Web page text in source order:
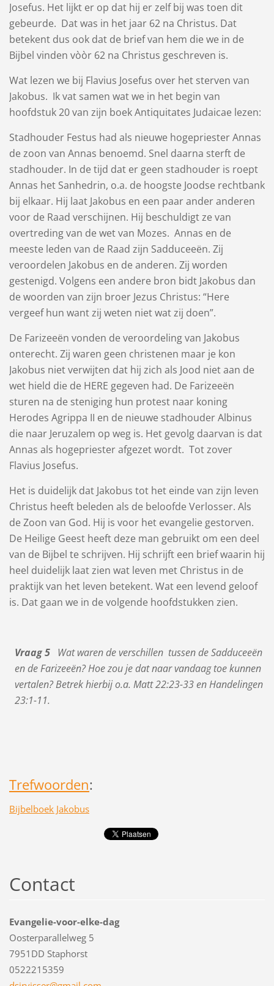
Josefus. Het lijkt er op dat hij er zelf bij was toen dit
gebeurde. Dat was in het jaar 62 na Christus. Dat
betekent dus ook dat de brief van hem die we in de
Bijbel vinden vòòr 62 na Christus geschreven is.
Wat lezen we bij Flavius Josefus over het sterven van
Jakobus. Ik vat samen wat we in het begin van
hoofdstuk 20 van zijn boek Antiquitates Judaicae lezen:
Stadhouder Festus had als nieuwe hogepriester Annas
de zoon van Annas benoemd. Snel daarna sterft de
stadhouder. In de tijd dat er geen stadhouder is roept
Annas het Sanhedrin, o.a. de hoogste Joodse rechtbank
bij elkaar. Hij laat Jakobus en een paar ander anderen
voor de Raad verschijnen. Hij beschuldigt ze van
overtreding van de wet van Mozes. Annas en de
meeste leden van de Raad zijn Sadduceeën. Zij
veroordelen Jakobus en de anderen. Zij worden
gestenigd. Volgens een andere bron bidt Jakobus dan
de woorden van zijn broer Jezus Christus: “Here
vergeef hun want zij weten niet wat zij doen”.
De Farizeeën vonden de veroordeling van Jakobus
onterecht. Zij waren geen christenen maar je kon
Jakobus niet verwijten dat hij zich als Jood niet aan de
wet hield die de HERE gegeven had. De Farizeeën
sturen na de steniging hun protest naar koning
Herodes Agrippa II en de nieuwe stadhouder Albinus
die naar Jeruzalem op weg is. Het gevolg daarvan is dat
Annas als hogepriester afgezet wordt. Tot zover
Flavius Josefus.
Het is duidelijk dat Jakobus tot het einde van zijn leven
Christus heeft beleden als de beloofde Verlosser. Als
de Zoon van God. Hij is voor het evangelie gestorven.
De Heilige Geest heeft deze man gebruikt om een deel
van de Bijbel te schrijven. Hij schrijft een brief waarin hij
heel duidelijk laat zien wat leven met Christus in de
praktijk van het leven betekent. Wat een levend geloof
is. Dat gaan we in de volgende hoofdstukken zien.
Vraag 5 Wat waren de verschillen tussen de Sadduceeën
en de Farizeeën? Hoe zou je dat naar vandaag toe kunnen
vertalen? Betrek hierbij o.a. Matt 22:23-33 en Handelingen
23:1-11.
Trefwoorden:
Bijbelboek Jakobus
Contact
Evangelie-voor-elke-dag
Oosterparallelweg 5
7951DD Staphorst
0522215359